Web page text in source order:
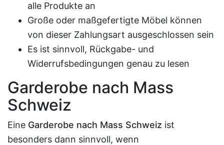
alle Produkte an
Große oder maßgefertigte Möbel können
von dieser Zahlungsart ausgeschlossen sein
Es ist sinnvoll, Rückgabe- und
Widerrufsbedingungen genau zu lesen
Garderobe nach Mass
Schweiz
Eine Garderobe nach Mass Schweiz ist
besonders dann sinnvoll, wenn